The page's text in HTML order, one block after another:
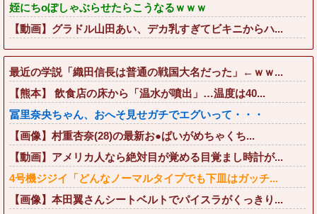
姪にちoぽしゃぶらせたらこうなるｗｗｗ
【動画】グラドル山田あい、デカ乳すぎてビキニからハ...
最近の学説「織田信長は普通の戦国大名だった」←ｗｗ...
【熊本】 飲食店の床から「温水が噴出」…温度は40...
冨里奈央ちゃん、おへそ見せガチでエグいって・・・
【画像】村重杏奈(28)の最新お●ぱいがめちゃくち...
【動画】アメリカ人なら絶対目が覚める目覚まし時計が...
4号機ジジイ「どんなノーマルタイプでも下皿はガッチ...
【画像】本田翼さんシートベルトでパイスラがくっきり...